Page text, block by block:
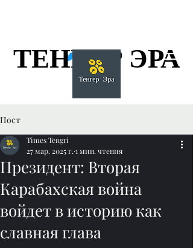
ТЕНГЕР ЭРА
ТЕНГЕР ЭРА
Пост
Президент: Вторая
Карабахская война
войдет в историю как
славная глава
Times Tengri
27 мар. 2025 г. 1 мин. чтения